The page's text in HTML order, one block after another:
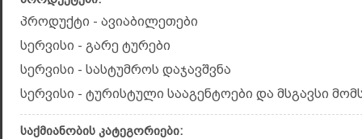
პროდუქტი - ავიაბილეთები
სერვისი - გარე ტურები
სერვისი - სასტუმროს დაჯავშვნა
სერვისი - ტურისტული სააგენტოები და მსგავსი
საქმიანობის კატეგორიები: